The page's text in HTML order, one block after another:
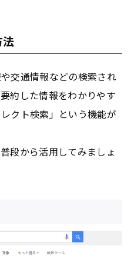
交通情報などの検索され
約した情報をわかりやす
クト検索」という機能が
段から活用してみましょ